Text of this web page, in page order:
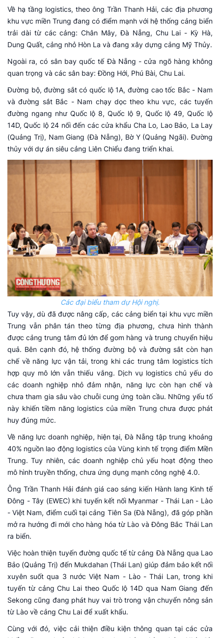
Về hạ tầng logistics, theo ông Trần Thanh Hải, các địa phương
khu vực miền Trung đang có điểm mạnh với hệ thống cảng biển
trải dài từ các cảng: Chân Mây, Đà Nẵng, Chu Lai - Kỳ Hà,
Dung Quất, cảng nhỏ Hòn La và đang xây dựng cảng Mỹ Thủy.
Ngoài ra, có sân bay quốc tếĐà Nẵng - cửa ngõ hàng không
quan trọng và các sân bay: Đồng Hới, Phú Bài, Chu Lai.
Đường bộ, đường sắt có quốc lộ 1A, đường cao tốc Bắc - Nam
và đường sắt Bắc - Nam chạy dọc theo khu vực, các tuyến
đường ngang như Quốc lộ 8, Quốc lộ 9, Quốc lộ 49, Quốc lộ
14D, Quốc lộ 24 nối đến các cửa khẩu Cha Lo, Lao Bảo, La Lay
(Quảng Trị), Nam Giang (Đà Nẵng), Bờ Y (Quảng Ngãi). Đường
thủy với dự án siêu cảng Liên Chiểu đang triển khai.
Các đại biểu tham dự Hội nghị.
Tuy vậy, dù đã được nâng cấp, các cảng biển tại khu vực miền
Trung vẫn phân tán theo từng địa phương, chưa hình thành
được cảng trung tâm đủ lớn để gom hàng và trung chuyển hiệu
quả. Bên cạnh đó, hệ thống đường bộ và đường sắt còn hạn
chế về năng lực vận tải, trong khi các trung tâm logistics tích
hợp quy mô lớn vẫn thiếu vắng. Dịch vụ logistics chủ yếu do
các doanh nghiệp nhỏ đảm nhận, năng lực còn hạn chế và
chưa tham gia sâu vào chuỗi cung ứng toàn cầu. Những yếu tố
này khiến tiềm năng logistics của miền Trung chưa được phát
huy đúng mức.
Về năng lực doanh nghiệp, hiện tại, Đà Nẵng tập trung khoảng
40% nguồn lao động logistics của Vùng kinh tế trọng điểm Miền
Trung. Tuy nhiên, các doanh nghiệp chủ yếu hoạt động theo
mô hình truyền thống, chưa ứng dụng mạnh công nghệ 4.0.
Ông Trần Thanh Hải đánh giá cao sáng kiến Hành lang Kinh tế
Đông - Tây (EWEC) khi tuyến kết nối Myanmar - Thái Lan - Lào
- Việt Nam, điểm cuối tại cảng Tiên Sa (Đà Nẵng), đã góp phần
mở ra hướng đi mới cho hàng hóa từ Lào và Đông Bắc Thái Lan
ra biển.
Việc hoàn thiện tuyến đường quốc tế từ cảng Đà Nẵng qua Lao
Bảo (Quảng Trị) đến Mukdahan (Thái Lan) giúp đảm bảo kết nối
xuyên suốt qua 3 nước Việt Nam - Lào - Thái Lan, trong khi
tuyến từ cảng Chu Lai theo Quốc lộ 14D qua Nam Giang đến
Sekong cũng đang phát huy vai trò trong vận chuyển nông sản
từ Lào về cảng Chu Lai để xuất khẩu.
Cùng với đó, việc cải thiện điều kiện thông quan tại các cửa